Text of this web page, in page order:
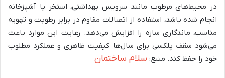
در محیط‌های مرطوب مانند سرویس بهداشتی، استخر یا آشپزخانه
انجام شده باشد، استفاده از اتصالات مقاوم در برابر رطوبت و تهویه
مناسب، ماندگاری سازه را افزایش می‌دهد. رعایت این موارد باعث
می‌شود سقف پلکسی برای سال‌ها کیفیت ظاهری و عملکرد مطلوب
خود را حفظ کند. منبع: سلام ساختمان